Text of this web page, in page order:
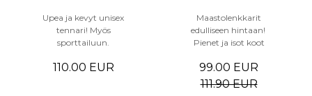
Upea ja kevyt unisex
tennari! Myös
sporttailuun.
110.00 EUR
Maastolenkkarit
edulliseen hintaan!
Pienet ja isot koot
99.00 EUR
111.90 EUR